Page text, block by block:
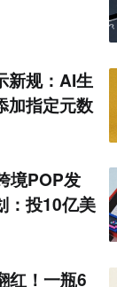
新规：AI生
加指定元数
境POP发
：投10亿美
红！一瓶6